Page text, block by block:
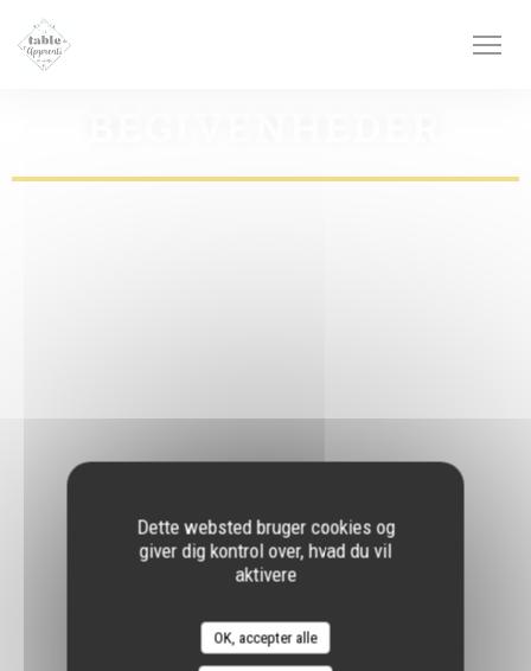
Dette websted bruger cookies og
giver dig kontrol over, hvad du vil
aktivere
OK, accepter alle